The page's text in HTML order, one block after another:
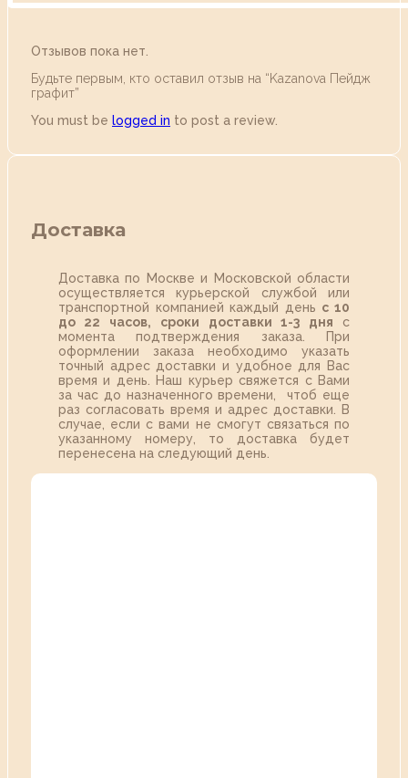
Отзывов пока нет.
Будьте первым, кто оставил отзыв на “Kazanova Пейдж
графит”
You must be logged in to post a review.
Доставка
Доставка по Москве и Московской области
осуществляется курьерской службой или
транспортной компанией каждый день с 10
до 22 часов,
сроки доставки 1-3 дня с
момента подтверждения заказа. При
оформлении заказа необходимо указать
точный адрес доставки и удобное для Вас
время и день. Наш курьер свяжется с Вами
за час до назначенного времени, чтоб еще
раз согласовать время и адрес доставки. В
случае, если с вами не смогут связаться по
указанному номеру, то доставка будет
перенесена на следующий день.